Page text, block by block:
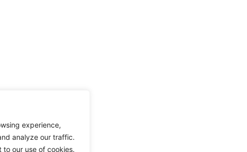
experience,
analyze our traffic.
to our use of cookies.